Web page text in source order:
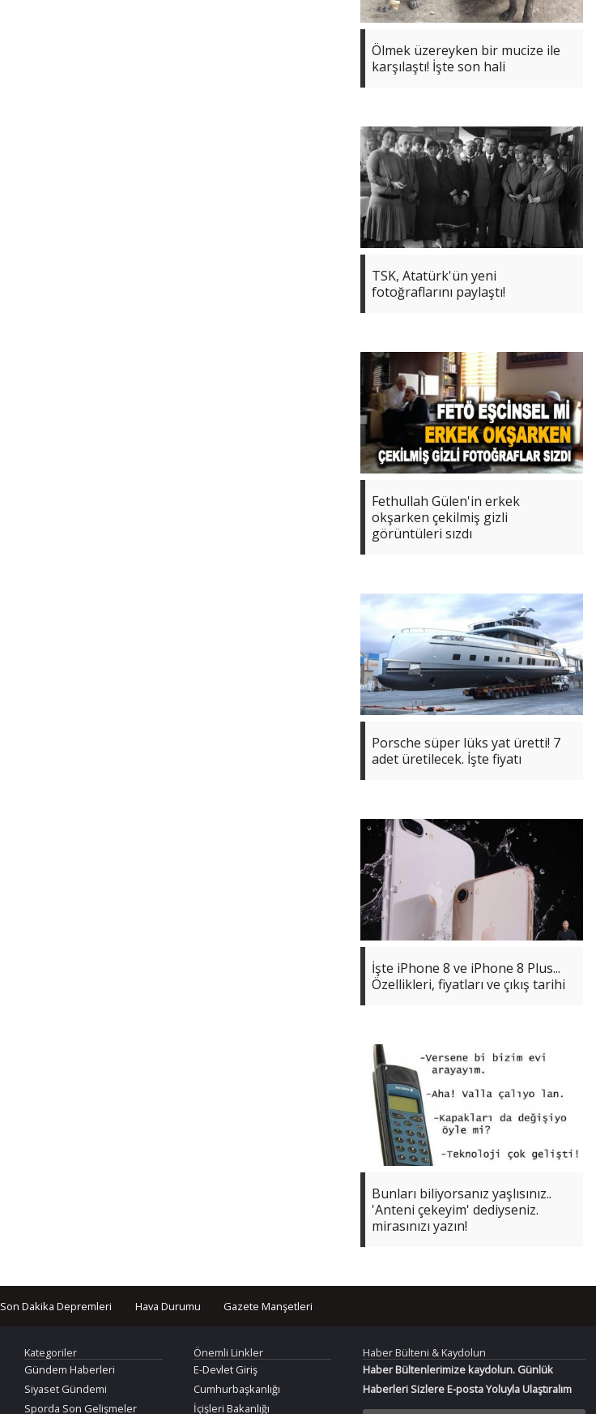
Ölmek üzereyken bir mucize ile
karşılaştı! İşte son hali
TSK, Atatürk'ün yeni
fotoğraflarını paylaştı!
Fethullah Gülen'in erkek
okşarken çekilmiş gizli
görüntüleri sızdı
Porsche süper lüks yat üretti! 7
adet üretilecek. İşte fiyatı
İşte iPhone 8 ve iPhone 8 Plus...
Özellikleri, fiyatları ve çıkış tarihi
Bunları biliyorsanız yaşlısınız..
'Anteni çekeyim' dediyseniz.
mirasınızı yazın!
Son Dakika Depremleri Hava Durumu Gazete Manşetleri
Kategoriler
Gündem Haberleri
Siyaset Gündemi
Sporda Son Gelişmeler
Önemli Linkler
E-Devlet Giriş
Cumhurbaşkanlığı
İçişleri Bakanlığı
Haber Bülteni & Kaydolun
Haber Bültenlerimize kaydolun. Günlük
Haberleri Sizlere E-posta Yoluyla Ulaştıralım